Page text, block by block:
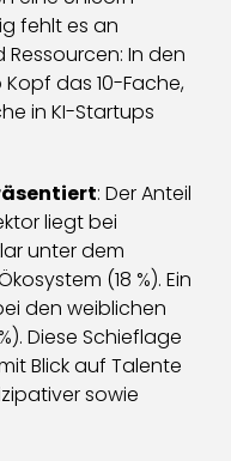
fehlt es an
In den
Kopf das 10-Fache,
in KI-Startups
: Der Anteil
liegt bei
unter dem
(18 %). Ein
den weiblichen
Diese Schieflage
Blick auf Talente
sowie